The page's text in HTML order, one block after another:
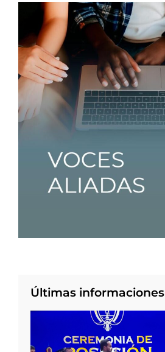
Últimas informaciones